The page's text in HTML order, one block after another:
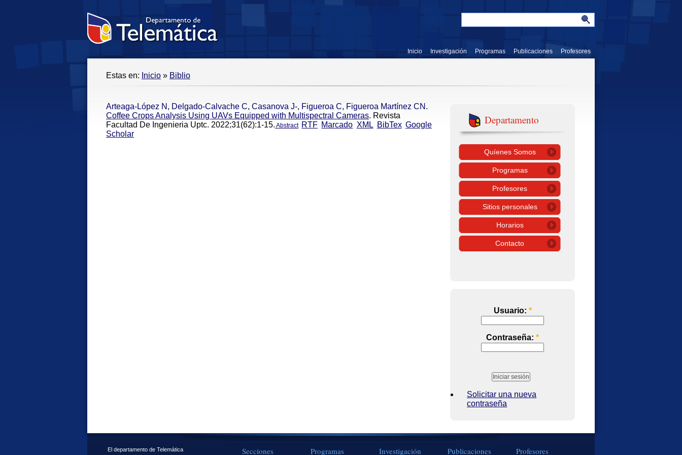
Inicio Investigación Programas Publicaciones Profesores
Estas en: Inicio » Biblio
Arteaga-López N , Delgado-Calvache C, Casanova J-, Figueroa C, Figueroa Martínez CN .
Coffee Crops Analysis Using UAVs Equipped with Multispectral Cameras. Revista
Facultad De Ingenieria Uptc. 2022;31(62):1-15. Abstract RTF Marcado XML BibTex Google
Scholar
Departamento
Quíenes Somos
Programas
Profesores
Sitios personales
Horarios
Contacto
Usuario: *
Contraseña: *
Solicitar una nueva
contraseña
El departamento de Telemática
Secciones Programas Investigación Publicaciones Profesores